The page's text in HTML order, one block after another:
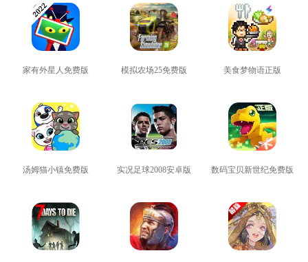
家有外星人免费版 模拟农场25免费版 美食梦物语正版
汤姆猫小镇免费版 实况足球2008安卓版 数码宝贝新世纪免费版